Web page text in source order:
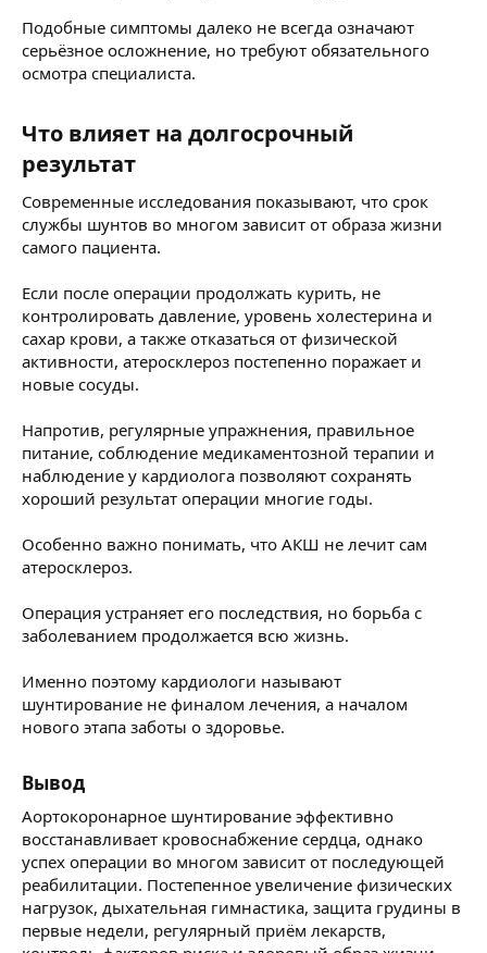
Подобные симптомы далеко не всегда означают
серьёзное осложнение, но требуют обязательного
осмотра специалиста.
Что влияет на долгосрочный
результат​
Современные исследования показывают, что срок
службы шунтов во многом зависит от образа жизни
самого пациента.
Если после операции продолжать курить, не
контролировать давление, уровень холестерина и
сахар крови, а также отказаться от физической
активности, атеросклероз постепенно поражает и
новые сосуды.
Напротив, регулярные упражнения, правильное
питание, соблюдение медикаментозной терапии и
наблюдение у кардиолога позволяют сохранять
хороший результат операции многие годы.
Особенно важно понимать, что АКШ не лечит сам
атеросклероз.
Операция устраняет его последствия, но борьба с
заболеванием продолжается всю жизнь.
Именно поэтому кардиологи называют
шунтирование не финалом лечения, а началом
нового этапа заботы о здоровье.
Вывод​
Аортокоронарное шунтирование эффективно
восстанавливает кровоснабжение сердца, однако
успех операции во многом зависит от последующей
реабилитации. Постепенное увеличение физических
нагрузок, дыхательная гимнастика, защита грудины в
первые недели, регулярный приём лекарств,